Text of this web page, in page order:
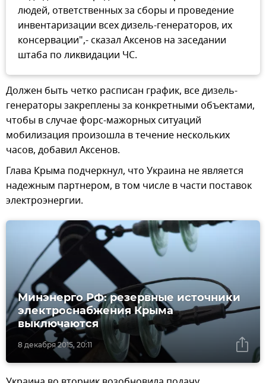
людей, ответственных за сборы и проведение
инвентаризации всех дизель-генераторов, их
консервации",- сказал Аксенов на заседании
штаба по ликвидации ЧС.
Должен быть четко расписан график, все дизель-
генераторы закреплены за конкретными объектами,
чтобы в случае форс-мажорных ситуаций
мобилизация произошла в течение нескольких
часов, добавил Аксенов.
Глава Крыма подчеркнул, что Украина не является
надежным партнером, в том числе в части поставок
электроэнергии.
8 декабря 2015, 20:11
Минэнерго РФ: резервные источники
электроснабжения Крыма
выключаются